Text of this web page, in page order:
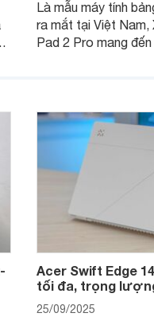
Là mẫu máy tính
ra mắt tại Việt Nam,
Pad 2 Pro mang
Acer Swift Edge
tối đa, trọng
25/09/2025